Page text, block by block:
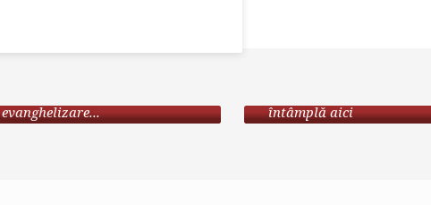
DEPARTAMENTE
evanghelizare...
întâmplă aici